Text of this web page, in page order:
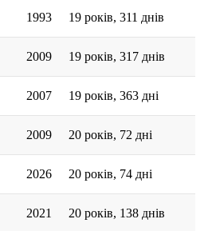
1993 19 років, 311 днів
2009 19 років, 317 днів
2007 19 років, 363 дні
2009 20 років, 72 дні
2026 20 років, 74 дні
2021 20 років, 138 днів